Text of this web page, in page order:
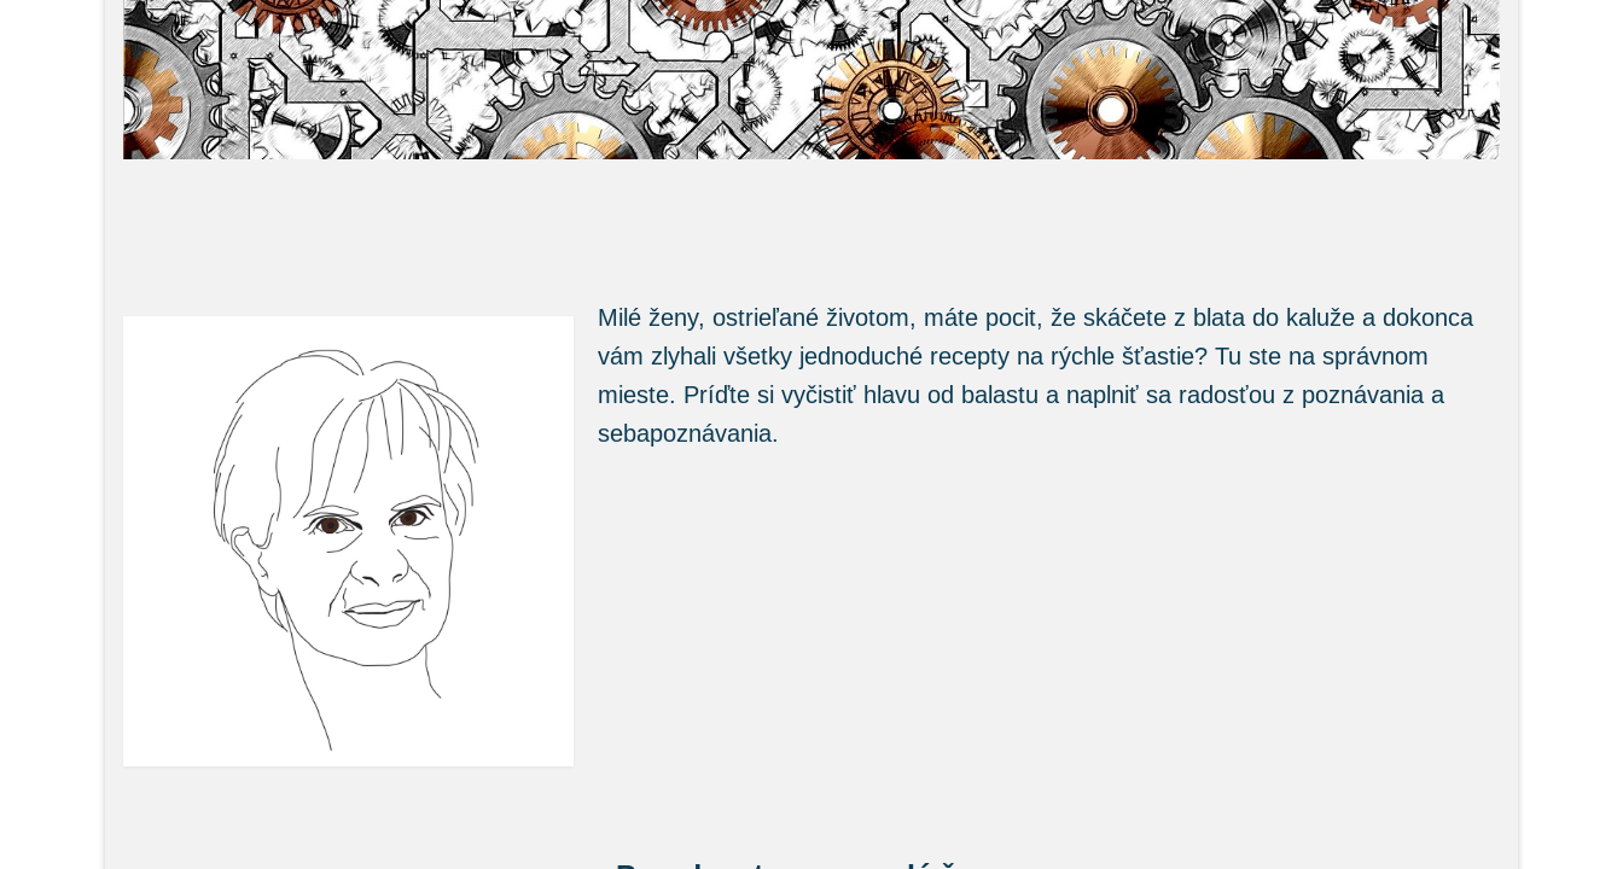
Milé ženy, ostrieľané životom, máte pocit, že skáčete z blata do kaluže a dokonca
vám zlyhali všetky jednoduché recepty na rýchle šťastie? Tu ste na správnom
mieste. Príďte si vyčistiť hlavu od balastu a naplniť sa radosťou z poznávania a
sebapoznávania.